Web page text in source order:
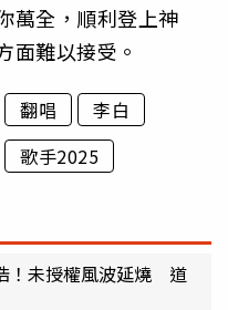
萬全，順利登上神
面難以接受。
翻唱
李白
歌手2025
！未授權風波延燒 道